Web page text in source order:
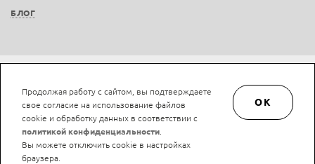
БЛОГ
Не является публичной офертой © LAN-art.ru, 2013—2026. Все права защищены.
Политика конфиденциальности.
Положение об обработке и защите персональных
данных.
Продолжая работу с сайтом, вы подтверждаете
свое согласие на использование файлов
cookie и обработку данных в соответствии с
политикой конфиденциальности
Вы можете отключить cookie в настройках
браузера.
OK